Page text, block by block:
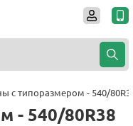
с типоразмером - 540/
- 540/80R38